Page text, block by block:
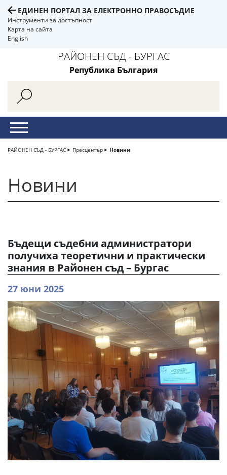
ЕДИНЕН ПОРТАЛ ЗА ЕЛЕКТРОННО ПРАВОСЪДИЕ
Инструменти за достъпност
Карта на сайта
English
РАЙОНЕН СЪД - БУРГАС
Република България
РАЙОНЕН СЪД - БУРГАС Пресцентър Новини
Новини
Бъдещи съдебни администратори
получиха теоретични и практически
знания в Районен съд – Бургас
27 юни 2025